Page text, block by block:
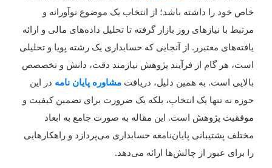
خود را داشته باشد؛ از انتخاب یک موضوع نوآورانه و
با نیازهای روز بازار گرفته تا تحلیل داده‌های مالی و ارائه
معتبرر. از آنجایی که حسابداری یک رشته پویا و تحلیلی
هر گام از فرآیند پژوهش نیازمند دقت، دانش و تخصصص
است. به همین دلیل، دریافتمشاوره پایان نامهدر این
نه تنها یک انتخاب، بلکه یک ضرورت برای تضمین کیفیت و
پژوهش است. این مقاله به صورت جامع به ابعاد
پشتیبانی پایان‌نامعه حسابداری می‌پردازد و راهکارهایی
برای عبور از چالش‌ها ارائه می‌دهد.